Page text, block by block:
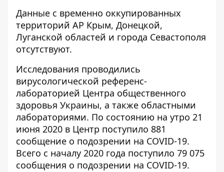
Данные с временно оккупированных
территорий АР Крым, Донецкой,
Луганской областей и города Севастополя
отсутствуют.
Исследования проводились
вирусологической референс-
лабораторией Центра общественного
здоровья Украины, а также областными
лабораториями. По состоянию на утро 21
июня 2020 в Центр поступило 881
сообщение о подозрении на COVID-19.
Всего с началу 2020 года поступило 79 075
сообщения о подозрении на COVID-19.